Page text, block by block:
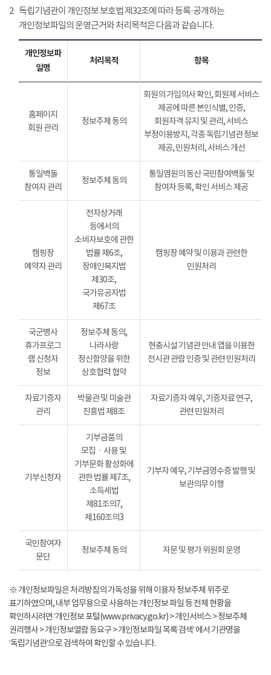
2 독립기념관이 개인정보 보호법 제32조에 따라 등록·공개하는
개인정보파일의 운영근거와 처리목적은 다음과 같습니다.
개인정보파
일명
처리목적 항목
홈페이지
회원 관리
정보주체 동의
회원의 가입의사 확인, 회원제 서비스
제공에 따른 본인식별, 인증,
회원자격 유지 및 관리, 서비스
부정이용방지, 각종 독립기념관 정보
제공, 민원처리, 서비스 개선
통일벽돌
참여자 관리
정보주체 동의
통일염원의 동산 국민참여벽돌 및
참여자 등록, 확인 서비스 제공
캠핑장
예약자 관리
전자상거래
등에서의
소비자보호에 관한
법률 제6조,
장애인복지법
제30조,
국가유공자법
제67조
캠핑장 예약 및 이용과 관련한
민원처리
국군병사
휴가프로그
램 신청자
정보
정보주체 동의,
나라사랑
정신함양을 위한
상호협력 협약
현충시설 기념관 안내 앱을 이용한
전시관 관람 인증 및 관련 민원처리
자료기증자
관리
박물관 및 미술관
진흥법 제8조
자료기증자 예우, 기증자료 연구,
관련 민원처리
기부신청자
기부금품의
모집ㆍ사용 및
기부문화 활성화에
관한 법률 제7조,
소득세법
제81조의7,
제160조의3
기부자 예우, 기부금영수증 발행 및
보관의무 이행
국민참여자
문단
정보주체 동의 자문 및 평가 위원회 운영
※ 개인정보파일은 처리방침의 가독성을 위해 이용자 정보주체 위주로
표기하였으며, 내부 업무용으로 사용하는 개인정보 파일 등 전체 현황을
확인하시려면 ‘개인정보 포털(www.privacy.go.kr) > 개인서비스 > 정보주체
권리행사 > 개인정보열람 등요구 > 개인정보파일 목록 검색’ 에서 기관명을
‘독립기념관’으로 검색하여 확인할 수 있습니다.